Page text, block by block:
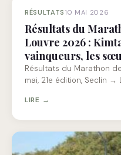
RÉSULTATS 10 MAI 2026
Résultats du
Louvre 2026 :
vainqueurs, les
Résultats du Marathon
mai, 21e édition, Seclin →
LIRE →